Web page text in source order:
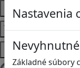
Nastavenia
Základné súbory
Predmety
Témy
Platformy